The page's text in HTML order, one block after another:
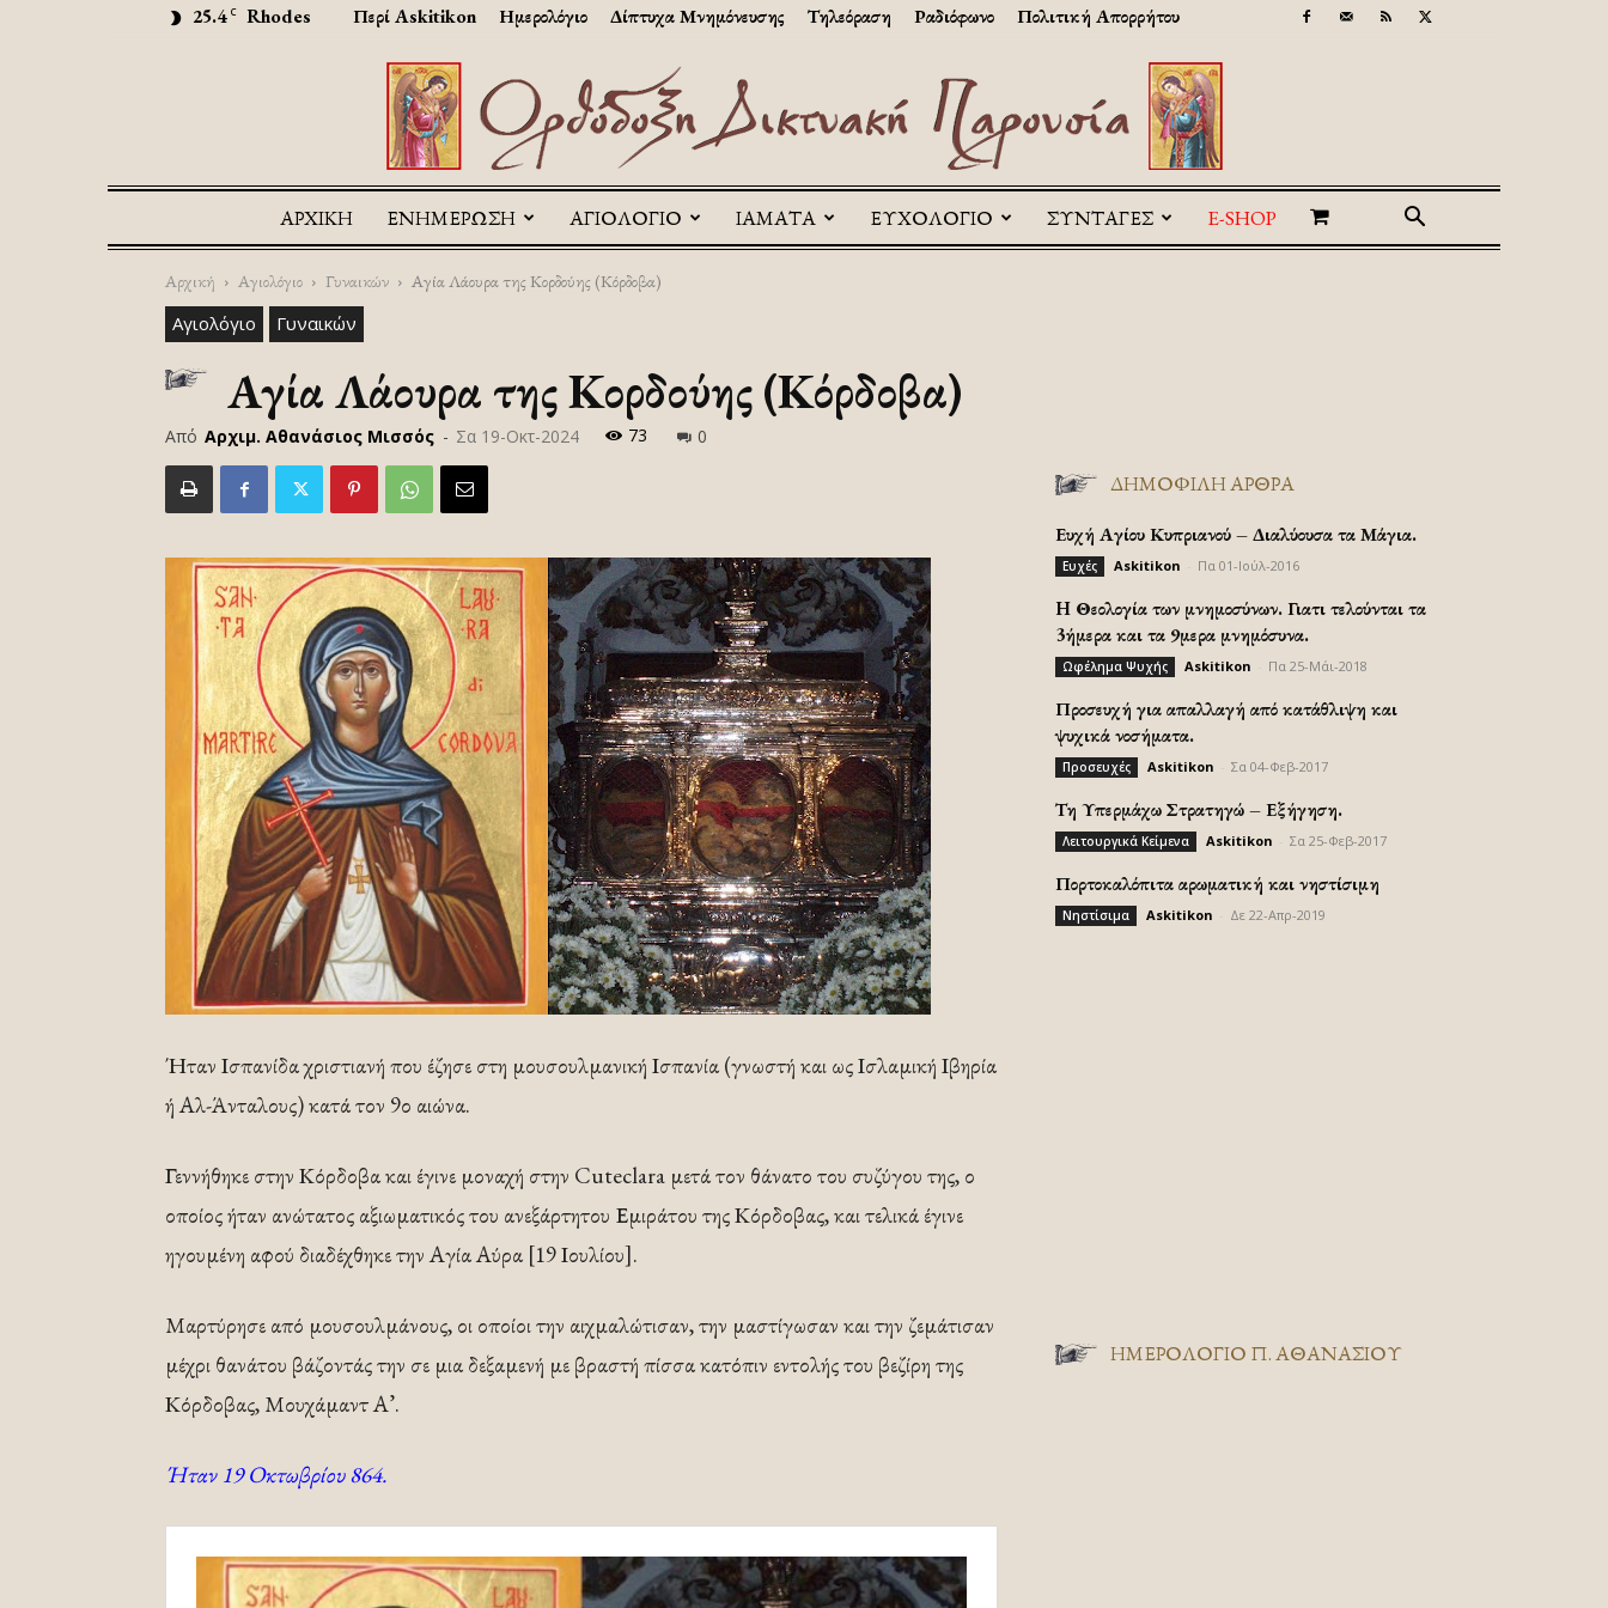
25.4 C Rhodes Περί Askitikon Ημερολόγιο Δίπτυχα Μνημόνευσης Τηλεόραση Ραδιόφωνο Πολιτική Απορρήτου
Askitikon
ΑΡΧΙΚΉ ΕΝΗΜΕΡΩΣΗ ΑΓΙΟΛΟΓΙΟ ΙΑΜΑΤΑ ΕΥΧΟΛΟΓΙΟ ΣΥΝΤΑΓΕΣ E-SHOP
Αρχική Αγιολόγιο Γυναικών Αγία Λάουρα της Κορδούης (Κόρδοβα)
Αγιολόγιο Γυναικών
Αγία Λάουρα της Κορδούης (Κόρδοβα)
Από Αρχιμ. Αθανάσιος Μισσός - Σα 19-Οκτ-2024 73 0
Ήταν Ισπανίδα χριστιανή που έζησε στη μουσουλμανική Ισπανία (γνωστή και ως Ισλαμική Ιβηρία
ή Αλ-Άνταλους) κατά τον 9ο αιώνα.
Γεννήθηκε στην Κόρδοβα και έγινε μοναχή στην Cuteclara μετά τον θάνατο του συζύγου της, ο
οποίος ήταν ανώτατος αξιωματικός του ανεξάρτητου Εμιράτου της Κόρδοβας, και τελικά έγινε
ηγουμένη αφού διαδέχθηκε την Αγία Αύρα [19 Ιουλίου].
Μαρτύρησε από μουσουλμάνους, οι οποίοι την αιχμαλώτισαν, την μαστίγωσαν και την ζεμάτισαν
μέχρι θανάτου βάζοντάς την σε μια δεξαμενή με βραστή πίσσα κατόπιν εντολής του βεζίρη της
Κόρδοβας, Μουχάμαντ Α’.
Ήταν 19 Οκτωβρίου 864.
ΔΗΜΟΦΙΛΗ ΑΡΘΡΑ
Ευχή Αγίου Κυπριανού – Διαλύουσα τα Μάγια.
Ευχές Askitikon Πα 01-Ιούλ-2016
H Θεολογία των μνημοσύνων. Γιατι τελούνται τα
3ήμερα και τα 9μερα μνημόσυνα.
Ωφέλημα Ψυχής Askitikon Πα 25-Μάι-2018
Προσευχή για απαλλαγή από κατάθλιψη και
ψυχικά νοσήματα.
Προσευχές Askitikon Σα 04-Φεβ-2017
Τη Υπερμάχω Στρατηγώ – Εξήγηση.
Λειτουργικά Κείμενα Askitikon Σα 25-Φεβ-2017
Πορτοκαλόπιτα αρωματική και νηστίσιμη
Νηστίσιμα Askitikon Δε 22-Απρ-2019
ΗΜΕΡΟΛΟΓΙΟ Π. ΑΘΑΝΑΣΙΟΥ